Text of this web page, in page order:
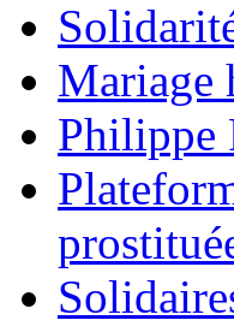
Mariage
Philippe